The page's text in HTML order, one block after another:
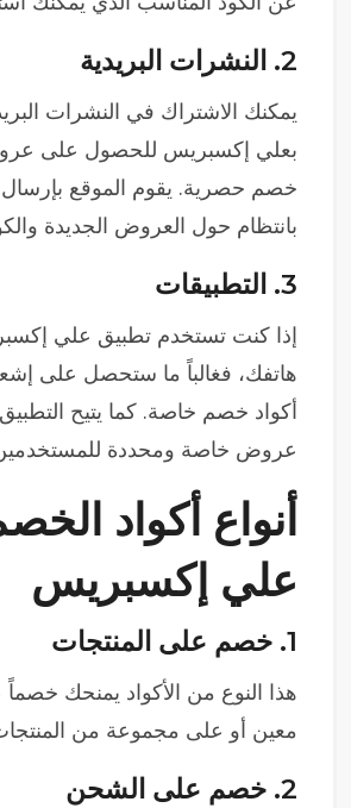
2. النشرات البريدية
يمكنك الاشتراك في النشرات
بعلي إكسبريس للحصول على
خصم حصرية. يقوم الموقع بإرسال
بانتظام حول العروض الجديدة
3. التطبيقات
إذا كنت تستخدم تطبيق علي
هاتفك، فغالباً ما ستحصل على
أكواد خصم خاصة. كما يتيح
عروض خاصة ومحددة
أنواع أكواد
علي إكسبريس
1. خصم على المنتجات
هذا النوع من الأكواد يمنحك خصماً
معين أو على مجموعة من
2. خصم على الشحن